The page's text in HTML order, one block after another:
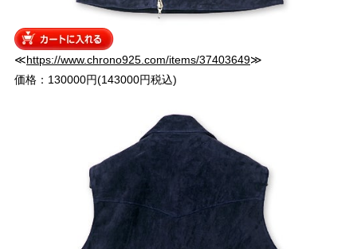
≪https://www.chrono925.com/items/37403649≫
価格：130000円(143000円税込)